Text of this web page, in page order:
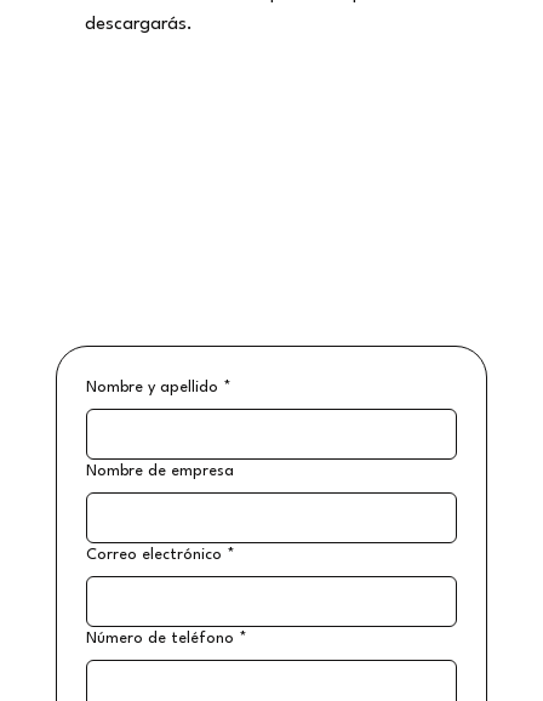
descargarás.
Nombre y apellido *
Nombre de empresa
Correo electrónico *
Número de teléfono *